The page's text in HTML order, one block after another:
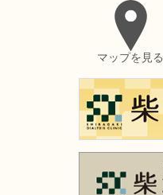
マップを見る